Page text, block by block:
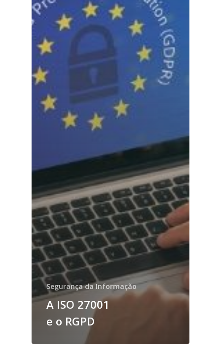
Segurança da Informação
A ISO 27001
e o RGPD